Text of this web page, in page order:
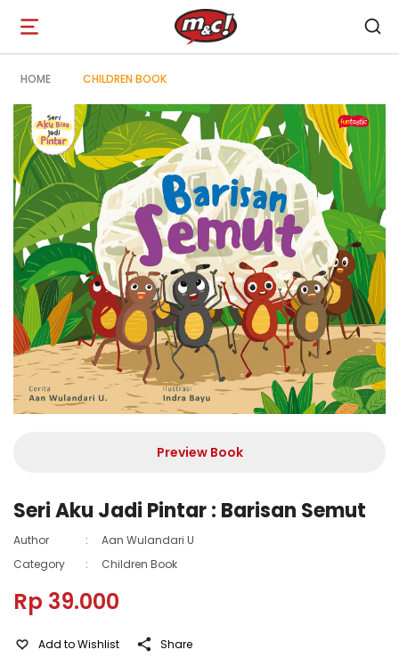
Open
navigation
HOME CHILDREN BOOK
Preview Book
Seri Aku Jadi Pintar : Barisan Semut
Author :
Aan Wulandari U
Category
: Children Book
Rp 39.000
Add to Wishlist Share